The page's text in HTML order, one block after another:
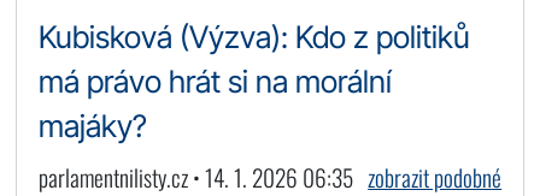
Kubisková (Výzva): Kdo z politiků
má právo hrát si na morální
majáky?
parlamentnilisty.cz • 14. 1. 2026 06:35 zobrazit podobné